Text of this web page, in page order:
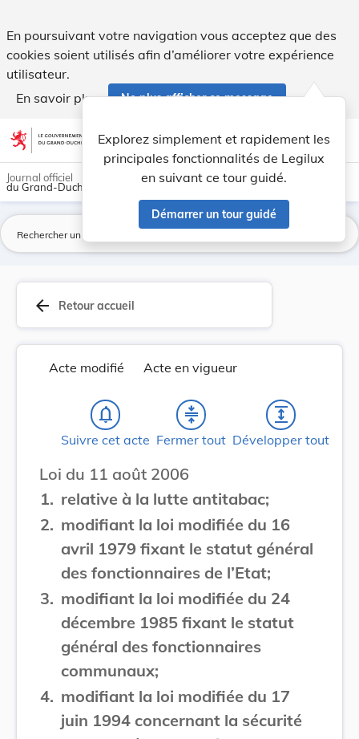
En poursuivant votre navigation vous acceptez que des
cookies soient utilisés afin d’améliorer votre expérience
utilisateur.
En savoir plus
Ne plus afficher ce message
Aller au contenu account_circle help Aide
Explorez simplement et rapidement les
principales fonctionnalités de Legilux
en suivant ce tour guidé.
Démarrer un tour guidé
light_mode dark_mode
Journal officiel
du Grand-Duché de Luxembourg
arrow_back Retour accueil
Acte modifié Acte en vigueur
notifications_none
Suivre cet acte
compress
Fermer tout
expand
Développer tout
Loi du 11 août 2006
1. relative à la lutte antitabac;
2. modifiant la loi modifiée du 16
avril 1979 fixant le statut général
des fonctionnaires de l’Etat;
3. modifiant la loi modifiée du 24
décembre 1985 fixant le statut
général des fonctionnaires
communaux;
4. modifiant la loi modifiée du 17
juin 1994 concernant la sécurité